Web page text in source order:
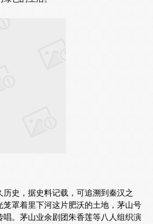
历史，据史料记载，可追溯到秦汉之
笼罩着里下河这片肥沃的土地，茅山号
唱。茅山业余剧团朱香莲等八人组织演